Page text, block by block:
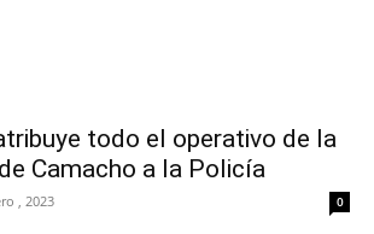
todo el operativo de la
Camacho a la Policía
, 2023 0